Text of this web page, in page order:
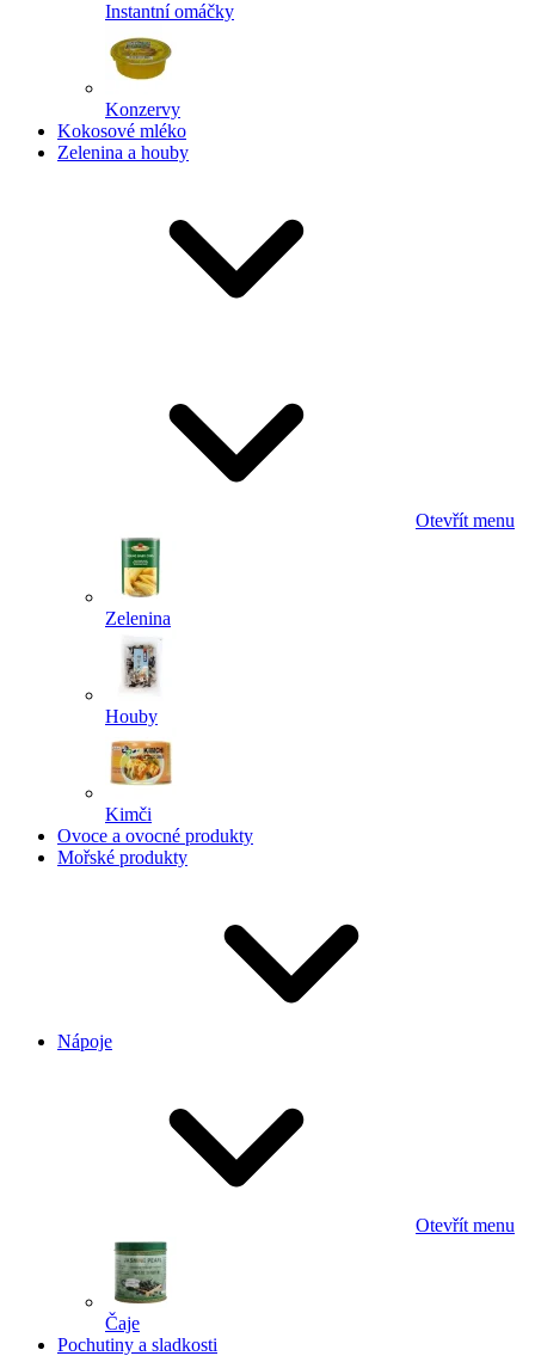
Instantní omáčky
Konzervy
Kokosové mléko
Zelenina a houby
Otevřít menu
Zelenina
Houby
Kimči
Ovoce a ovocné produkty
Mořské produkty
Nápoje
Otevřít menu
Čaje
Pochutiny a sladkosti